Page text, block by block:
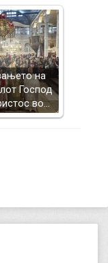
на
Господ
во…